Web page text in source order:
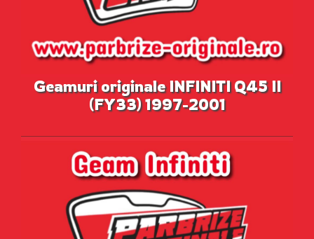
Geamuri originale INFINITI Q45 II
(FY33) 1997-2001